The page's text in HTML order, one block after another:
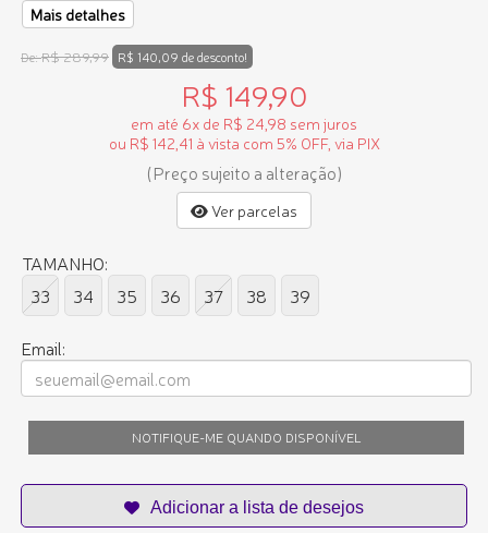
Mais detalhes
De:R$ 289,99 R$ 140,09 de desconto!
R$ 149,90
em até 6x de R$ 24,98 sem juros
ou R$ 142,41 à vista com 5% OFF, via PIX
(Preço sujeito a alteração)
Ver parcelas
TAMANHO:
33
34 35 36 37 38 39
Email:
NOTIFIQUE-ME QUANDO DISPONÍVEL